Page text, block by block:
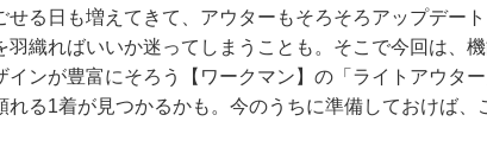
せる日も増えてきて、アウターもそろそろアップデー
羽織ればいいか迷ってしまうことも。そこで今回は、
インが豊富にそろう【ワークマン】の「ライトアウタ
れる1着が見つかるかも。今のうちに準備しておけば、